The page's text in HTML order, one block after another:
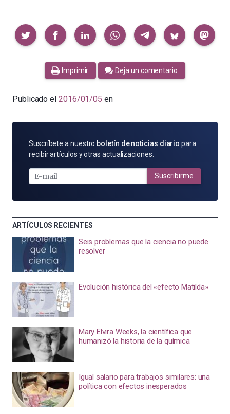
Compartir
Imprimir Deja un comentario
Publicado el 2016/01/05 en
SUSCRÍBETE
POR
MAIL
Suscríbete a nuestro boletín de noticias diario para
recibir artículos y otras actualizaciones.
Suscribirme
ARTÍCULOS RECIENTES
Seis problemas que la ciencia no puede
resolver
Evolución histórica del «efecto Matilda»
Mary Elvira Weeks, la científica que
humanizó la historia de la química
Igual salario para trabajos similares: una
política con efectos inesperados